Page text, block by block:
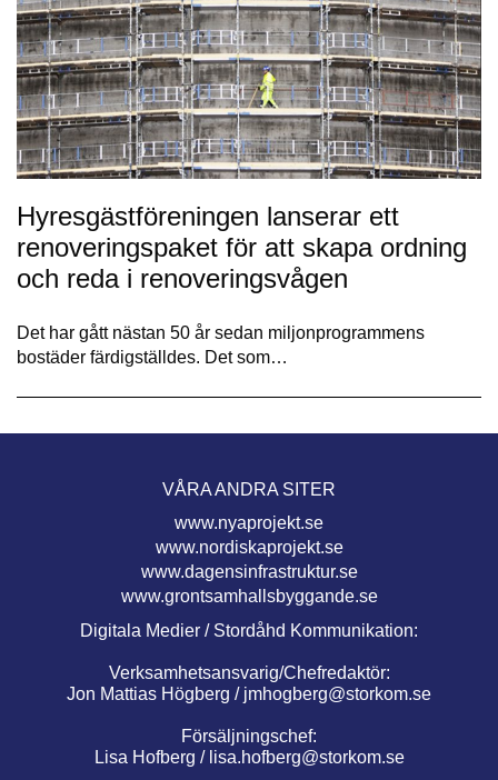
Hyresgästföreningen lanserar ett
renoveringspaket för att skapa ordning
och reda i renoveringsvågen
Det har gått nästan 50 år sedan miljonprogrammens
bostäder färdigställdes. Det som…
VÅRA ANDRA SITER
www.nyaprojekt.se
www.nordiskaprojekt.se
www.dagensinfrastruktur.se
www.grontsamhallsbyggande.se
Digitala Medier / Stordåhd Kommunikation:
Verksamhetsansvarig/Chefredaktör:
Jon Mattias Högberg / jmhogberg@storkom.se
Försäljningschef:
Lisa Hofberg / lisa.hofberg@storkom.se